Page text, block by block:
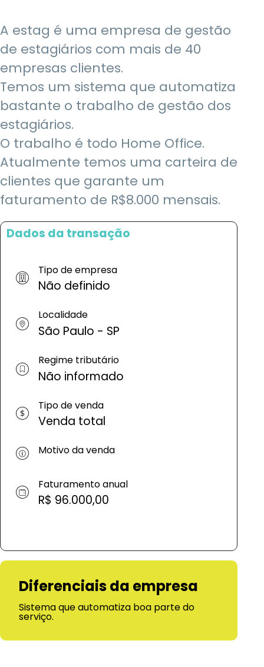
A estag é uma empresa de gestão
de estagiários com mais de 40
empresas clientes.
Temos um sistema que automatiza
bastante o trabalho de gestão dos
estagiários.
O trabalho é todo Home Office.
Atualmente temos uma carteira de
clientes que garante um
faturamento de R$8.000 mensais.
Dados da transação
Tipo de empresa
Não definido
Localidade
São Paulo - SP
Regime tributário
Não informado
Tipo de venda
Venda total
Motivo da venda
Faturamento anual
R$ 96.000,00
Diferenciais da empresa
Sistema que automatiza boa parte do
serviço.